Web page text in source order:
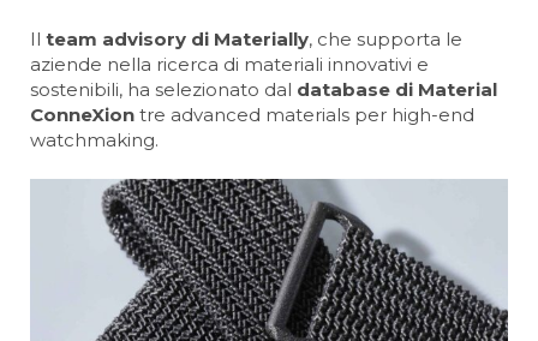
Il team advisory di Materially, che supporta le
aziende nella ricerca di materiali innovativi e
sostenibili, ha selezionato dal database di Material
ConneXion tre advanced materials per high-end
watchmaking.